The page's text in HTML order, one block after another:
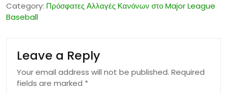
Category: Πρόσφατες Αλλαγές Κανόνων στο Major League
Baseball
Leave a Reply
Your email address will not be published. Required
fields are marked *